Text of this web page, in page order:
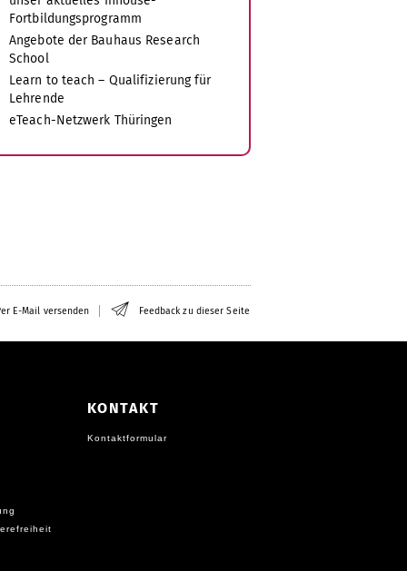
Fortbildungsprogramm
Angebote der Bauhaus Research
School
Learn to teach – Qualifizierung für
Lehrende
eTeach-Netzwerk Thüringen
E-Mail versenden Feedback zu dieser Seite
KONTAKT
Kontaktformular